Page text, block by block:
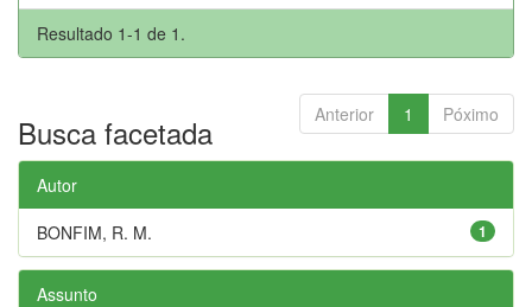
Resultado 1-1 de 1.
Anterior 1 Póximo
Busca facetada
Autor
1
BONFIM, R. M.
Assunto